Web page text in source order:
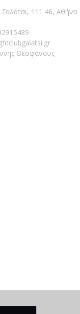
111 46, Αθήνα
Θεοφάνους